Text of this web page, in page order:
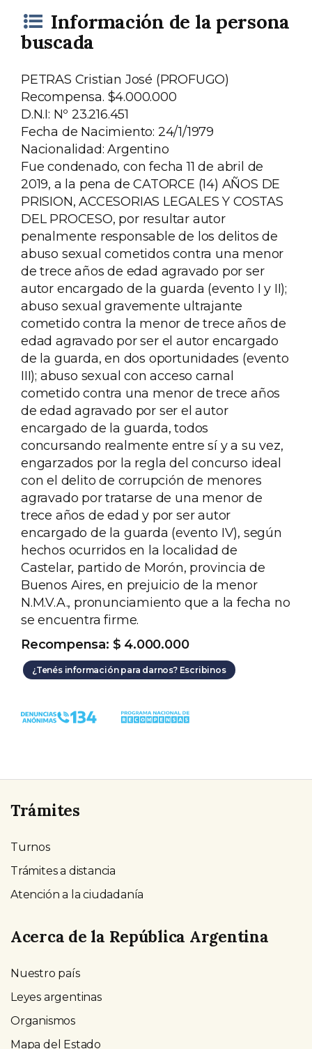
Información de la persona
buscada
PETRAS Cristian José (PROFUGO)
Recompensa. $4.000.000
D.N.I: Nº 23.216.451
Fecha de Nacimiento: 24/1/1979
Nacionalidad: Argentino
Fue condenado, con fecha 11 de abril de
2019, a la pena de CATORCE (14) AÑOS DE
PRISION, ACCESORIAS LEGALES Y COSTAS
DEL PROCESO, por resultar autor
penalmente responsable de los delitos de
abuso sexual cometidos contra una menor
de trece años de edad agravado por ser
autor encargado de la guarda (evento I y II);
abuso sexual gravemente ultrajante
cometido contra la menor de trece años de
edad agravado por ser el autor encargado
de la guarda, en dos oportunidades (evento
III); abuso sexual con acceso carnal
cometido contra una menor de trece años
de edad agravado por ser el autor
encargado de la guarda, todos
concursando realmente entre sí y a su vez,
engarzados por la regla del concurso ideal
con el delito de corrupción de menores
agravado por tratarse de una menor de
trece años de edad y por ser autor
encargado de la guarda (evento IV), según
hechos ocurridos en la localidad de
Castelar, partido de Morón, provincia de
Buenos Aires, en prejuicio de la menor
N.M.V.A., pronunciamiento que a la fecha no
se encuentra firme.
Recompensa: $ 4.000.000
¿Tenés información para darnos? Escribinos
Trámites
Turnos
Trámites a distancia
Atención a la ciudadanía
Acerca de la República Argentina
Nuestro país
Leyes argentinas
Organismos
Mapa del Estado